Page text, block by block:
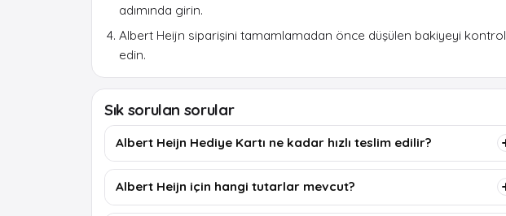
adımında girin.
Albert Heijn siparişini tamamlamadan önce düşülen bakiyeyi kontrol
edin.
Sık sorulan sorular
Albert Heijn Hediye Kartı ne kadar hızlı teslim edilir?
Albert Heijn için hangi tutarlar mevcut?